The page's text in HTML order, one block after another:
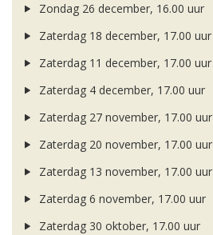
Zondag 26 december, 16.00 uur
Zaterdag 18 december, 17.00 uur
Zaterdag 11 december, 17.00 uur
Zaterdag 4 december, 17.00 uur
Zaterdag 27 november, 17.00 uur
Zaterdag 20 november, 17.00 uur
Zaterdag 13 november, 17.00 uur
Zaterdag 6 november, 17.00 uur
Zaterdag 30 oktober, 17.00 uur